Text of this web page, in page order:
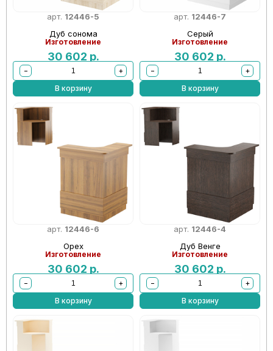
арт. 12446-5
Дуб сонома
Изготовление
30 602 р.
−
+
В корзину
арт. 12446-7
Серый
Изготовление
30 602 р.
−
+
В корзину
арт. 12446-6
Орех
Изготовление
30 602 р.
−
+
В корзину
арт. 12446-4
Дуб Венге
Изготовление
30 602 р.
−
+
В корзину